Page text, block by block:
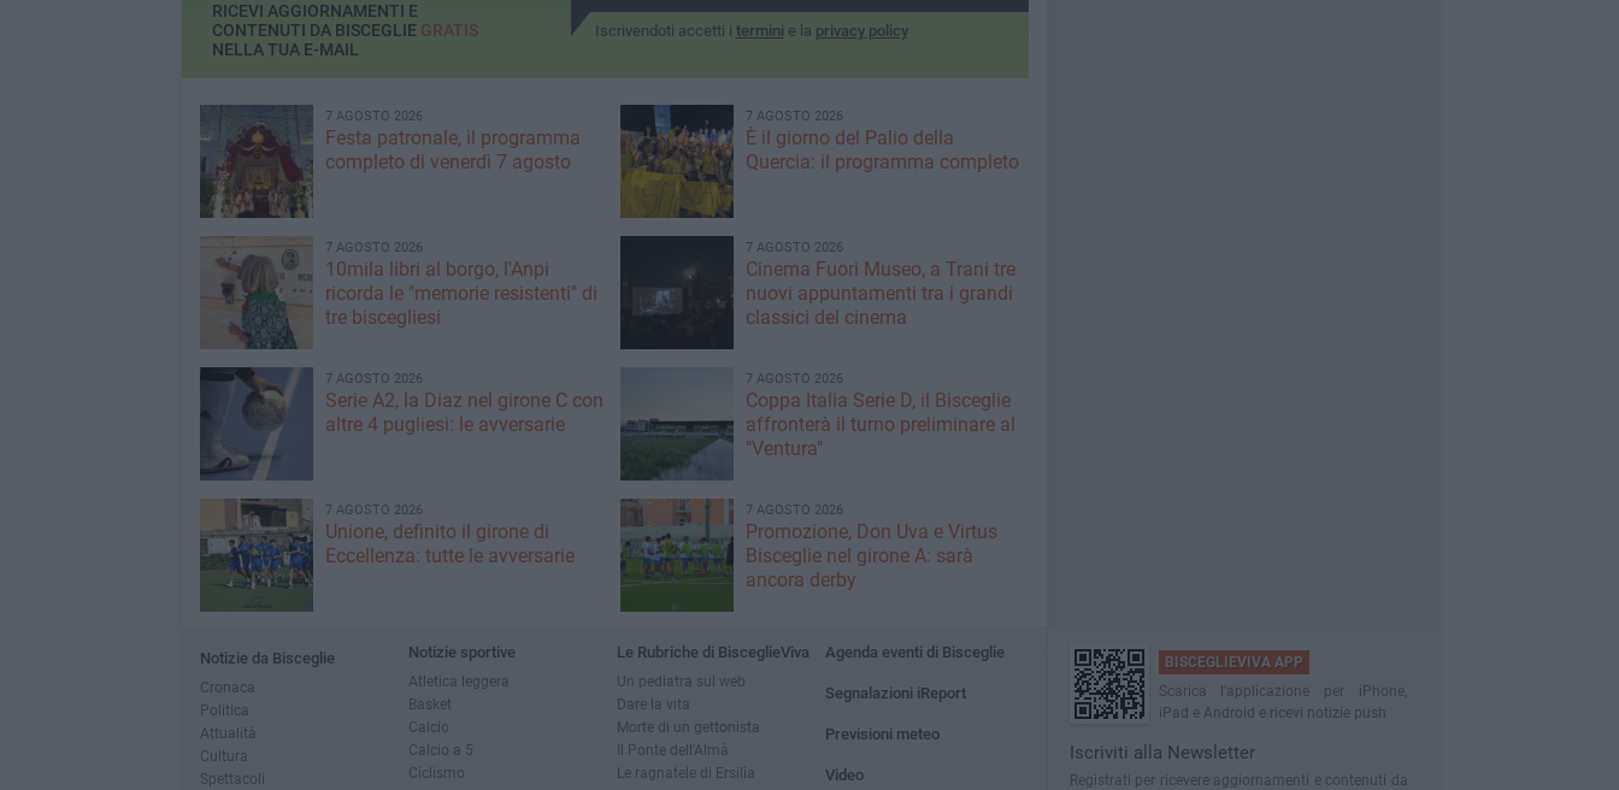
Iscrivendoti accetti i termini e la privacy policy
RICEVI AGGIORNAMENTI E
CONTENUTI DA BISCEGLIE GRATIS
NELLA TUA E-MAIL
7 AGOSTO 2026
Festa patronale, il programma
completo di venerdì 7 agosto
7 AGOSTO 2026
È il giorno del Palio della
Quercia: il programma completo
7 AGOSTO 2026
10mila libri al borgo, l'Anpi
ricorda le "memorie resistenti" di
tre biscegliesi
7 AGOSTO 2026
Cinema Fuori Museo, a Trani tre
nuovi appuntamenti tra i grandi
classici del cinema
7 AGOSTO 2026
Serie A2, la Diaz nel girone C con
altre 4 pugliesi: le avversarie
7 AGOSTO 2026
Coppa Italia Serie D, il Bisceglie
affronterà il turno preliminare al
"Ventura"
7 AGOSTO 2026
Unione, definito il girone di
Eccellenza: tutte le avversarie
7 AGOSTO 2026
Promozione, Don Uva e Virtus
Bisceglie nel girone A: sarà
ancora derby
Notizie da Bisceglie
Cronaca
Politica
Attualità
Cultura
Spettacoli
Notizie sportive
Atletica leggera
Basket
Calcio
Calcio a 5
Ciclismo
Le Rubriche di BisceglieViva
Un pediatra sul web
Dare la vita
Morte di un gettonista
Il Ponte dell'Almà
Le ragnatele di Ersilia
Agenda eventi di Bisceglie
Segnalazioni iReport
Previsioni meteo
Video
BISCEGLIEVIVA APP
Scarica l'applicazione per iPhone,
iPad e Android e ricevi notizie push
Iscriviti alla Newsletter
Registrati per ricevere aggiornamenti e contenuti da